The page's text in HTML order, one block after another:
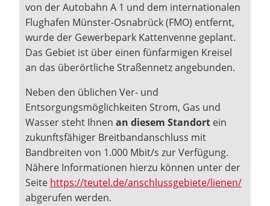
von der Autobahn A 1 und dem internationalen
Flughafen Münster-Osnabrück (FMO) entfernt,
wurde der Gewerbepark Kattenvenne geplant.
Das Gebiet ist über einen fünfarmigen Kreisel
an das überörtliche Straßennetz angebunden.
Neben den üblichen Ver- und
Entsorgungsmöglichkeiten Strom, Gas und
Wasser steht Ihnen an diesem Standortein
zukunftsfähiger Breitbandanschluss mit
Bandbreiten von 1.000 Mbit/s zur Verfügung.
Nähere Informationen hierzu können unter der
Seite https://teutel.de/anschlussgebiete/lienen/
abgerufen werden.